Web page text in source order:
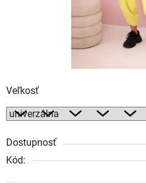
Veľkosť
Dostupnosť
Kód: